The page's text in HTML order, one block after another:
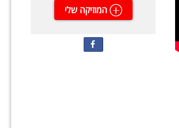
המוזיקה שלי